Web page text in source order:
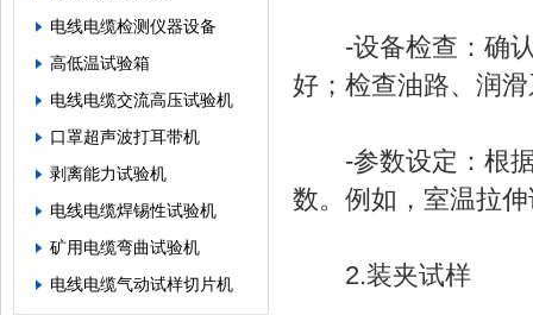
电线电缆检测仪器设备
高低温试验箱
电线电缆交流高压试验机
口罩超声波打耳带机
剥离能力试验机
电线电缆焊锡性试验机
矿用电缆弯曲试验机
电线电缆气动试样切片机
-设备检查：确认
好；检查油路、润
-参数设定：根据
数。例如，室温拉
2.装夹试样